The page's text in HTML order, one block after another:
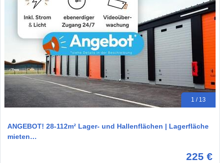
1 / 13
ANGEBOT! 28-112m² Lager- und Hallenflächen | Lagerfläche
mieten…
225 €